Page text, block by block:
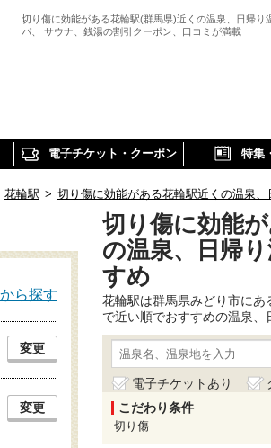
切り傷に効能がある花輪駅(群馬県)近くの温泉、日帰り
パ、 サウナ、銭湯の割引クーポン、口コミが満載
電子チケット・クーポン 特集
花輪駅 > 切り傷に効能がある花輪駅近くの温泉
切り傷に効能
の温泉、日帰
すめ
花輪駅は群馬県みどり市に
で近い順でおすすめの温泉、
電子チケットあり
こだわり条件
切り傷
ら探す
変更
変更